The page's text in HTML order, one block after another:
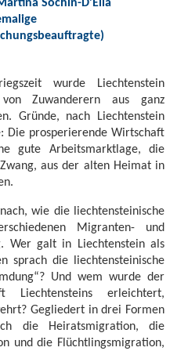
wurde Liechtenstein
Zuwanderern aus ganz
Gründe, nach Liechtenstein
Die prosperierende Wirtschaft
gute Arbeitsmarktlage, die
aus der alten Heimat in
wie die liechtensteinische
Migranten- und
Wer galt in Liechtenstein als
sprach die liechtensteinische
Und wem wurde der
Liechtensteins erleichtert,
Gegliedert in drei Formen
die Heiratsmigration, die
und die Flüchtlingsmigration,